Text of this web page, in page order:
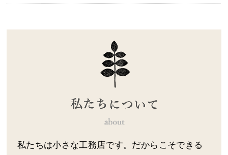
私たちは小さな工務店です。だからこそできる